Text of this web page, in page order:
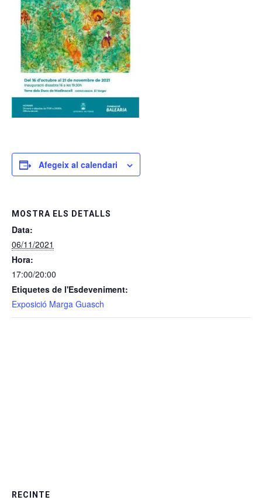
Afegeix al calendari
MOSTRA ELS DETALLS
Data:
06/11/2021
Hora:
17:00/20:00
Etiquetes de l'Esdeveniment:
Exposició Marga Guasch
RECINTE